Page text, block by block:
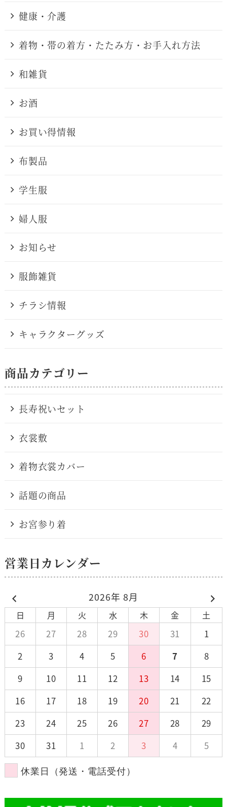
健康・介護
着物・帯の着方・たたみ方・お手入れ方法
和雑貨
お酒
お買い得情報
布製品
学生服
婦人服
お知らせ
服飾雑貨
チラシ情報
キャラクターグッズ
商品カテゴリー
長寿祝いセット
衣裳敷
着物衣裳カバー
話題の商品
お宮参り着
営業日カレンダー
2026年 8月
日 月 火 水 木 金
土
26
27 28 29 30 31
1
2
3 4 5 6 7
8
9
10 11 12 13 14
15
16
17 18 19 20 21
22
23
24 25 26 27 28
29
30
31 1 2 3 4 5
休業日（発送・電話受付）